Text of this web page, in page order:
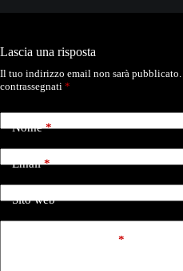
Lascia una risposta
Il tuo indirizzo email non sarà pubblicato.
contrassegnati *
Nome*
Email*
Sito web
*